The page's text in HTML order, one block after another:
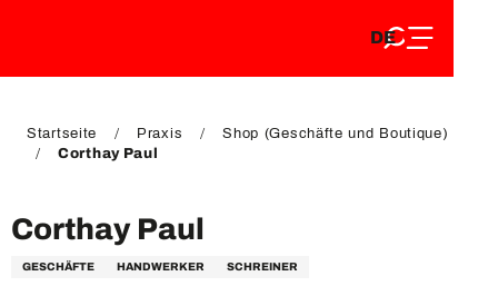
EN
DE
FR
Startseite Praxis
Shop (Geschäfte und Boutique)
Corthay Paul
Corthay Paul
GESCHÄFTE HANDWERKER SCHREINER